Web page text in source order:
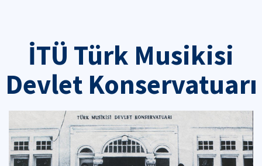
İTÜ Türk Musikisi
Devlet Konservatuarı